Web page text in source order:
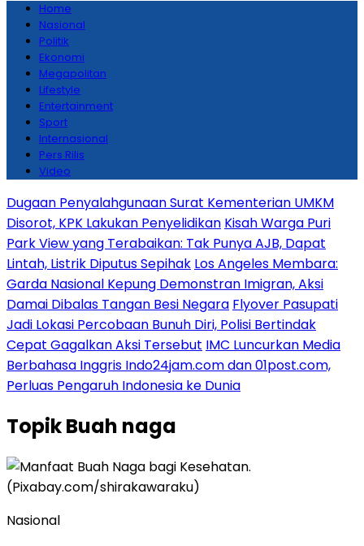
Home
Nasional
Politik
Ekonomi
Megapolitan
Lifestyle
Entertainment
Sport
Internasional
Pers Rilis
Video
Dugaan Penyalahgunaan Surat Kementerian UMKM
Disorot, KPK Lakukan Penyelidikan Kisah Warga Puri
Park View yang Terabaikan: Tak Punya AJB, Dapat
Lintah, Listrik Diputus Sepihak Los Angeles Membara:
Garda Nasional Kepung Demonstran Imigran, Aksi
Damai Dibalas Tangan Besi Negara Flyover Pasupati
Jadi Lokasi Percobaan Bunuh Diri, Polisi Bertindak
Cepat Gagalkan Aksi Tersebut IMC Luncurkan Media
Berbahasa Inggris Indo24jam.com dan 01post.com,
Perluas Pengaruh Indonesia ke Dunia
TopikBuah naga
Nasional